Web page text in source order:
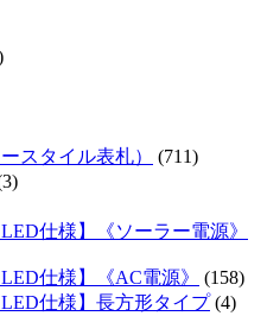
スタイル表札）
(711)
仕様】《ソーラー電源》
仕様】《AC電源》
(158)
仕様】長方形タイプ(4)